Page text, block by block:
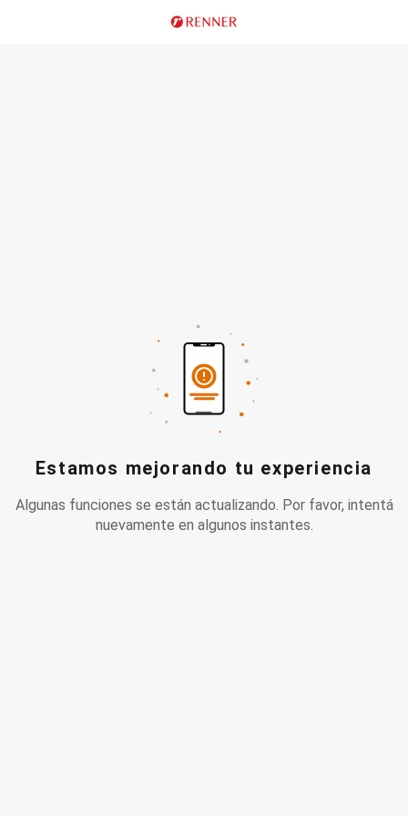
Estamos mejorando tu experiencia
Algunas funciones se están actualizando. Por favor, intentá
nuevamente en algunos instantes.